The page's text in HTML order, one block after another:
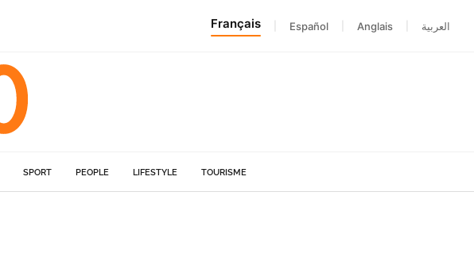
Français Español Anglais العربية
SPORT PEOPLE LIFESTYLE TOURISME